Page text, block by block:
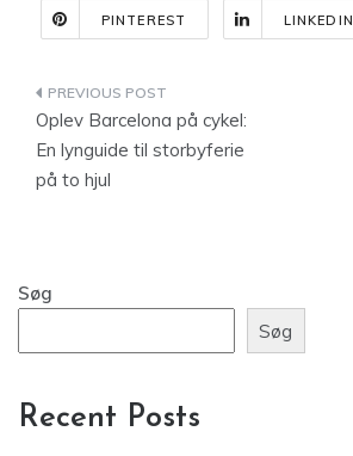
PINTEREST LINKEDIN
Indlægsnavigation
Oplev Barcelona på cykel:
En lynguide til storbyferie
på to hjul
Søg
Søg
Recent Posts